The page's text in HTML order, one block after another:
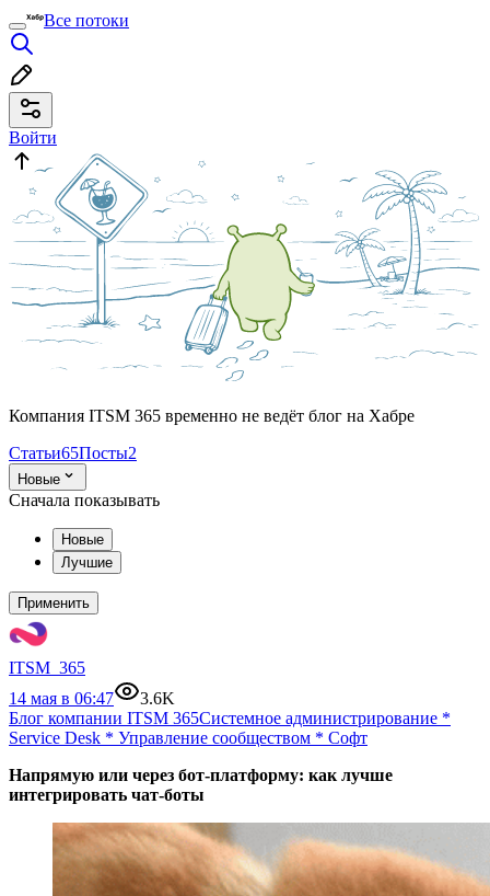
Все потоки
Войти
Компания ITSM 365 временно не ведёт блог на Хабре
Статьи65Посты2
Новые
Сначала показывать
Новые
Лучшие
Применить
ITSM_365
14 мая в 06:47
3.6K
Блог компании ITSM 365Системное администрирование *
Service Desk * Управление сообществом * Софт
Напрямую или через бот-платформу: как лучше
интегрировать чат-боты